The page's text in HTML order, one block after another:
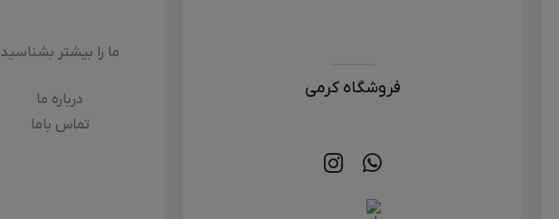
فروشگاه کرمی
ما را بیشتر بشناسید
درباره‌ ما
تماس باما